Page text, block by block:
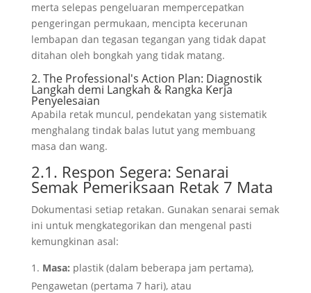
merta selepas pengeluaran mempercepatkan
pengeringan permukaan, mencipta kecerunan
lembapan dan tegasan tegangan yang tidak dapat
ditahan oleh bongkah yang tidak matang.
2. The Professional's Action Plan: Diagnostik
Langkah demi Langkah & Rangka Kerja
Penyelesaian
Apabila retak muncul, pendekatan yang sistematik
menghalang tindak balas lutut yang membuang
masa dan wang.
2.1. Respon Segera: Senarai
Semak Pemeriksaan Retak 7 Mata
Dokumentasi setiap retakan. Gunakan senarai semak
ini untuk mengkategorikan dan mengenal pasti
kemungkinan asal:
Masa: plastik (dalam beberapa jam pertama),
Pengawetan (pertama 7 hari), atau